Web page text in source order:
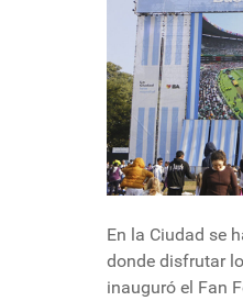
En la Ciudad se
donde disfrutar
inauguró el Fan